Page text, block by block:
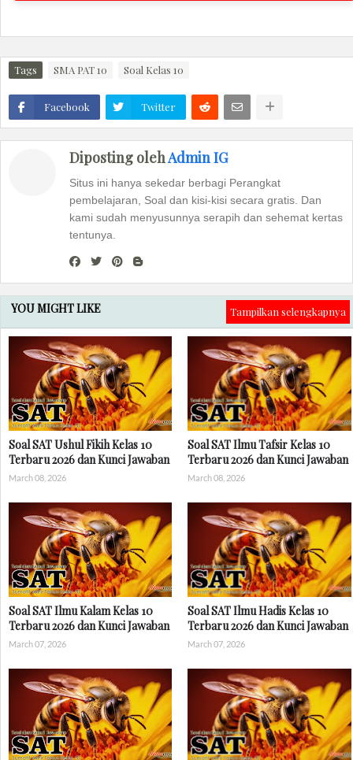
Tags SMA PAT 10 Soal Kelas 10
Facebook Twitter
Diposting olehAdmin IG
Situs ini hanya sekedar berbagi Perangkat
pembelajaran, Soal dan kisi-kisi secara gratis. Dan
kami sudah menyusunnya serapih dan sehemat kertas
tentunya.
YOU MIGHT LIKE Tampilkan selengkapnya
Soal SAT Ushul Fikih Kelas 10
Terbaru 2026 dan Kunci Jawaban
March 08, 2026
Soal SAT Ilmu Tafsir Kelas 10
Terbaru 2026 dan Kunci Jawaban
March 08, 2026
Soal SAT Ilmu Kalam Kelas 10
Terbaru 2026 dan Kunci Jawaban
March 07, 2026
Soal SAT Ilmu Hadis Kelas 10
Terbaru 2026 dan Kunci Jawaban
March 07, 2026